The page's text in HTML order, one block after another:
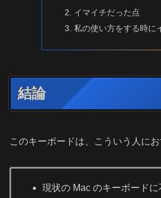
イマイチだった点
私の使い方をする時に
結論
このキーボードは、こういう人にお
現状の Mac のキーボード